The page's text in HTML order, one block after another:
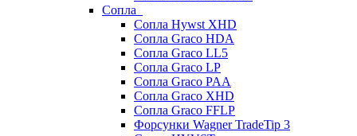
Сопла
Сопла Hywst XHD
Сопла Graco HDA
Сопла Graco LL5
Сопла Graco LP
Сопла Graco PAA
Сопла Graco XHD
Сопла Graco FFLP
Форсунки Wagner TradeTip 3